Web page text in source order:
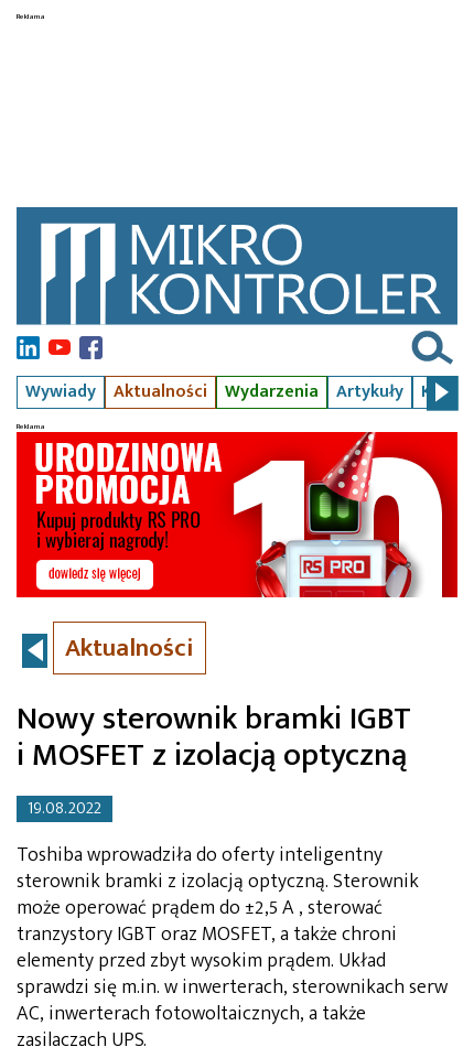
Wywiady Aktualności Wydarzenia Artykuły Kursy
Aktualności
Nowy sterownik bramki IGBT
i MOSFET z izolacją optyczną
19.08.2022
Toshiba wprowadziła do oferty inteligentny
sterownik bramki z izolacją optyczną. Sterownik
może operować prądem do ±2,5 A , sterować
tranzystory IGBT oraz MOSFET, a także chroni
elementy przed zbyt wysokim prądem. Układ
sprawdzi się m.in. w inwerterach, sterownikach serw
AC, inwerterach fotowoltaicznych, a także
zasilaczach UPS.